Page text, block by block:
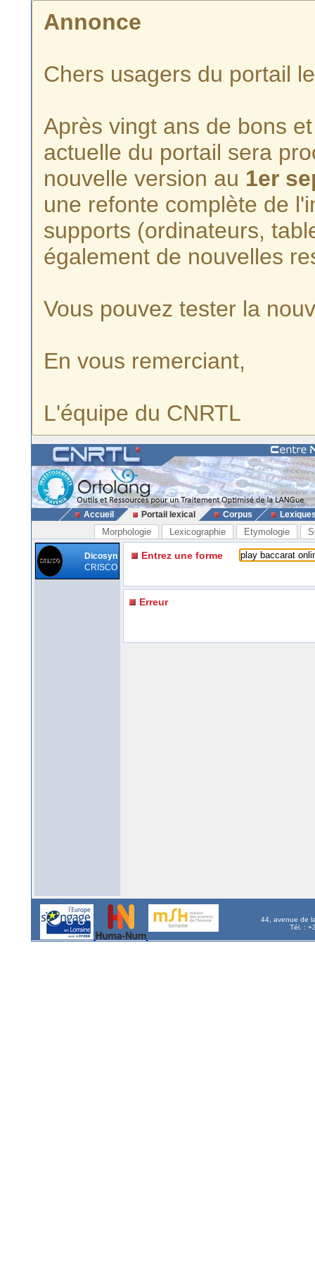
Annonce
Chers usagers du portail
Après vingt ans de bons
actuelle du portail sera
nouvelle version au 1er
une refonte complète de
supports (ordinateurs,
également de nouvelles
Vous pouvez tester la
En vous remerciant,
L'équipe du CNRTL
Accueil Portail lexical Corpus
Morphologie Lexicographie Etymologie
Dicosyn
CRISCO
Entrez une forme
Erreur
44, avenue de
Tél. :